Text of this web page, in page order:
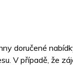
doručené
V případě, že